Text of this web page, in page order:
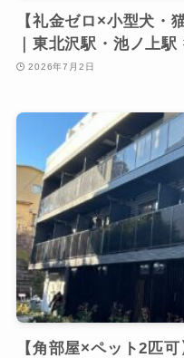
【礼金ゼロ×小型犬・
｜東北沢駅・池ノ上
2026年7月2日
【角部屋×ペット2匹